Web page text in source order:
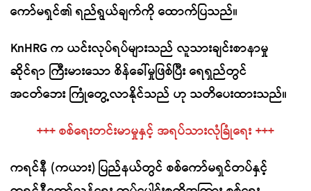
ကော်မရှင်၏ ရည်ရွယ်ချက်ကို ထောက်ပြသည်။
KnHRG က ယင်းလုပ်ရပ်များသည် လူသားချင်းစာနာမှု
ဆိုင်ရာ ကြီးမားသော စိန်ခေါ်မှုဖြစ်ပြီး ရေရှည်တွင်
အငတ်ဘေး ကြုံတွေ့လာနိုင်သည် ဟု သတိပေးထားသည်။
+++ စစ်ရေးတင်းမာမှုနှင့် အရပ်သားလုံခြုံရေး +++
ကရင်နီ (ကယား) ပြည်နယ်တွင် စစ်ကော်မရှင်တပ်နှင့်